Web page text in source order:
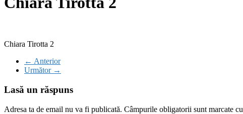
Chiara Tirotta 2
← Anterior
Următor →
Lasă un răspuns
Adresa ta de email nu va fi publicată. Câmpurile obligatorii sunt marcate cu